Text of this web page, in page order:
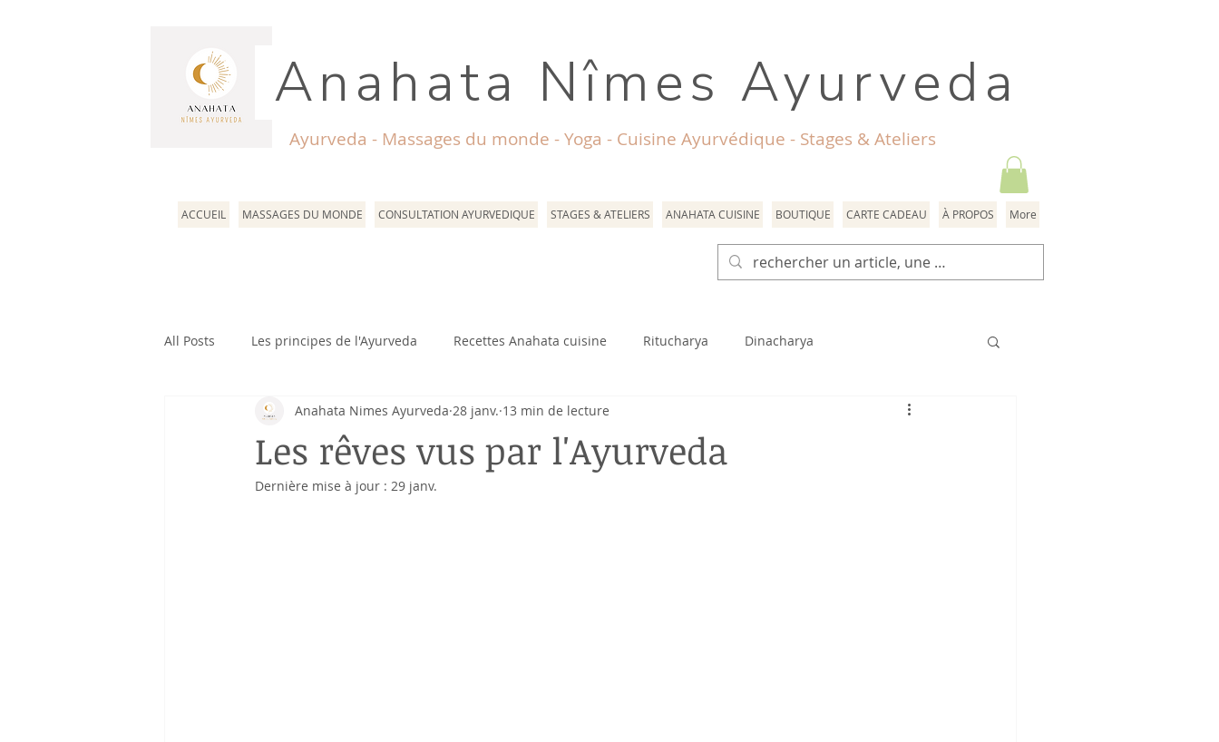
Anahata Nîmes Ayurveda
Ayurveda - Massages du monde - Yoga - Cuisine Ayurvédique - Stages & Ateliers
ACCUEIL MASSAGES DU MONDE CONSULTATION AYURVEDIQUE STAGES & ATELIERS ANAHATA CUISINE BOUTIQUE CARTE CADEAU À PROPOS More
All Posts Les principes de l'Ayurveda Recettes Anahata cuisine Ritucharya Dinacharya
Nutrition ayurvédique Yoga
Les rêves vus par l'Ayurveda
Anahata Nimes Ayurveda 28 janv. 13 min de lecture
Dernière mise à jour : 29 janv.